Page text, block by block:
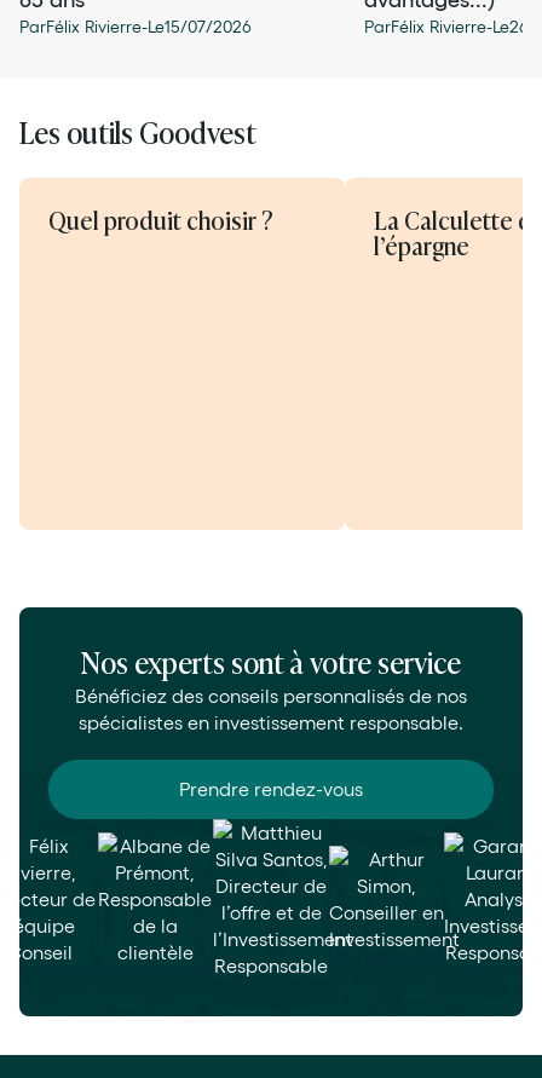
ParFélix Rivierre-Le15/07/2026 ParFélix Rivierre-Le26
Les outils Goodvest
Quel produit choisir ? La Calculette
l’épargne
Nos experts sont à votre service
Bénéficiez des conseils personnalisés de nos
spécialistes en investissement responsable.
Prendre rendez-vous